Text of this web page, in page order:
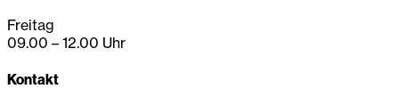
Freitag
09.00 – 12.00 Uhr
Kontakt